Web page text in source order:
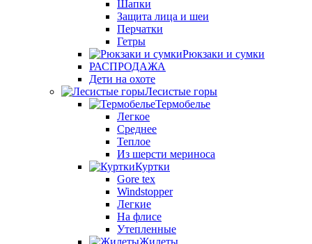
Шапки
Защита лица и шеи
Перчатки
Гетры
Рюкзаки и сумки
РАСПРОДАЖА
Дети на охоте
Лесистые горы
Термобелье
Легкое
Среднее
Теплое
Из шерсти мериноса
Куртки
Gore tex
Windstopper
Легкие
На флисе
Утепленные
Жилеты